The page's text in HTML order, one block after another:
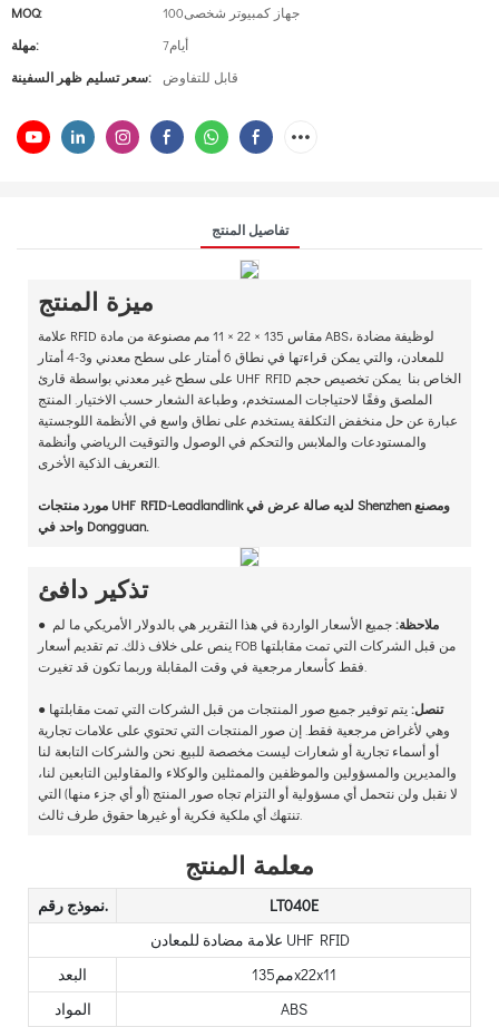
MOQ:
جهاز كمبيوتر شخصى100
مهلة:
أيام7
سعر تسليم ظهر السفينة:
قابل للتفاوض
تفاصيل المنتج
ميزة المنتج
علامة RFID مقاس 135 × 22 × 11 مم مصنوعة من مادة ABS، لوظيفة مضادة
للمعادن، والتي يمكن قراءتها في نطاق 6 أمتار على سطح معدني و3-4 أمتار
على سطح غير معدني بواسطة قارئ UHF RFID الخاص بنا يمكن تخصيص حجم
الملصق وفقًا لاحتياجات المستخدم، وطباعة الشعار حسب الاختيار. المنتج
عبارة عن حل منخفض التكلفة يستخدم على نطاق واسع في الأنظمة اللوجستية
والمستودعات والملابس والتحكم في الوصول والتوقيت الرياضي وأنظمة
التعريف الذكية الأخرى.
مورد منتجات UHF RFID-Leadlandlink لديه صالة عرض في Shenzhen ومصنع
واحد في Dongguan.
تذكير دافئ
● ملاحظة:جميع الأسعار الواردة في هذا التقرير هي بالدولار الأمريكي ما لم
ينص على خلاف ذلك. تم تقديم أسعار FOB من قبل الشركات التي تمت مقابلتها
● تنصل:يتم توفير جميع صور المنتجات من قبل الشركات التي تمت مقابلتها
وهي لأغراض مرجعية فقط. إن صور المنتجات التي تحتوي على علامات تجارية
أو أسماء تجارية أو شعارات ليست مخصصة للبيع. نحن والشركات التابعة لنا
والمديرين والمسؤولين والموظفين والممثلين والوكلاء والمقاولين التابعين لنا،
لا نقبل ولن نتحمل أي مسؤولية أو التزام تجاه صور المنتج (أو أي جزء منها) التي
تنتهك أي ملكية فكرية أو غيرها حقوق طرف ثالث.
معلمة المنتج
نموذج رقم.
LT040E
علامة مضادة للمعادن UHF RFID
البعد
مم135x22x11
المواد
ABS